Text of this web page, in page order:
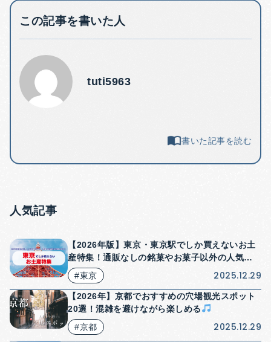
この記事を書いた人
tuti5963
書いた記事を読む
人気記事
【2026年版】東京・東京駅でしか買えないお土
産特集！通販なしの銘菓やお菓子以外の人気商
品も紹介！
#東京 2025.12.29
【2026年】京都でおすすめの穴場観光スポット
20選！混雑を避けながら楽しめる
#京都
2025.12.29